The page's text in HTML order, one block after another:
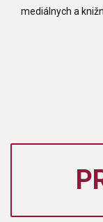
mediálnych a